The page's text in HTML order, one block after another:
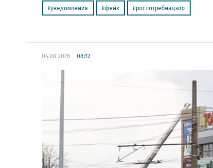
уведомления фейк роспотребнадзор
04.08.2026 08:12